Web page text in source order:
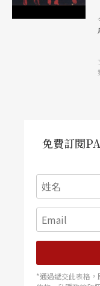
免費訂閱
*通過遞交此表格